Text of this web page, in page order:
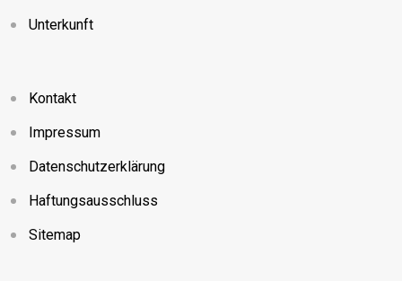
Unterkunft
Kontakt
Impressum
Datenschutzerklärung
Haftungsausschluss
Sitemap